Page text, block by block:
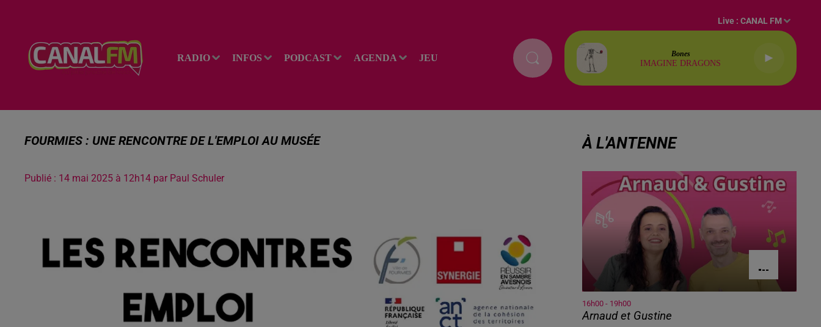
RADIO INFOS PODCAST AGENDA JEU
Live :CANAL FM
Bones
IMAGINE DRAGONS
FOURMIES : UNE RENCONTRE DE L'EMPLOI AU MUSÉE
Publié : 14 mai 2025 à 12h14 par Paul Schuler
À L'ANTENNE
9h00 - 13h00
la ligne des auditeurs
13h00 - 16h00
Les hits de Canal FM
16h00 - 19h00
Arnaud et Gustine